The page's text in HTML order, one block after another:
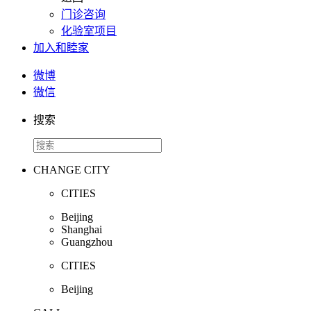
门诊咨询
化验室项目
加入和睦家
微博
微信
搜索
CHANGE CITY
CITIES
Beijing
Shanghai
Guangzhou
CITIES
Beijing